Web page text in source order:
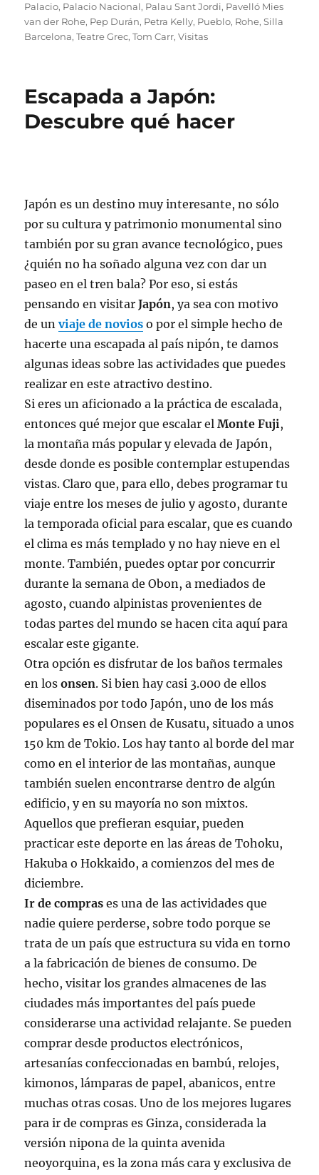
Palacio, Palacio Nacional, Palau Sant Jordi, Pavelló Mies
van der Rohe, Pep Durán, Petra Kelly, Pueblo, Rohe,Silla
Barcelona,Teatre Grec,Tom Carr,Visitas
Escapada a Japón:
Descubre qué hacer
Japón es un destino muy interesante, no sólo
por su cultura y patrimonio monumental sino
también por su gran avance tecnológico, pues
¿quién no ha soñado alguna vez con dar un
paseo en el tren bala? Por eso, si estás
pensando en visitarJapón, ya sea con motivo
de unviaje de novios o por el simple hecho de
hacerte una escapada al país nipón, te damos
algunas ideas sobre las actividades que puedes
realizar en este atractivo destino.
Si eres un aficionado a la práctica de escalada,
entonces qué mejor que escalar elMonte Fuji,
la montaña más popular y elevada de Japón,
desde donde es posible contemplar estupendas
vistas. Claro que, para ello, debes programar tu
viaje entre los meses de julio y agosto, durante
la temporada oficial para escalar, que es cuando
el clima es más templado y no hay nieve en el
monte. También, puedes optar por concurrir
durante la semana de Obon, a mediados de
agosto, cuando alpinistas provenientes de
todas partes del mundo se hacen cita aquí para
escalar este gigante.
Otra opción es disfrutar de los baños termales
en losonsen. Si bien hay casi 3.000 de ellos
diseminados por todo Japón, uno de los más
populares es el Onsen de Kusatu, situado a unos
150 km de Tokio. Los hay tanto al borde del mar
como en el interior de las montañas, aunque
también suelen encontrarse dentro de algún
edificio, y en su mayoría no son mixtos.
Aquellos que prefieran esquiar, pueden
practicar este deporte en las áreas de Tohoku,
Hakuba o Hokkaido, a comienzos del mes de
diciembre.
Ir de compras es una de las actividades que
nadie quiere perderse, sobre todo porque se
trata de un país que estructura su vida en torno
a la fabricación de bienes de consumo. De
hecho, visitar los grandes almacenes de las
ciudades más importantes del país puede
considerarse una actividad relajante. Se pueden
comprar desde productos electrónicos,
artesanías confeccionadas en bambú, relojes,
kimonos, lámparas de papel, abanicos, entre
muchas otras cosas. Uno de los mejores lugares
para ir de compras es Ginza, considerada la
versión nipona de la quinta avenida
neoyorquina, es la zona más cara y exclusiva de